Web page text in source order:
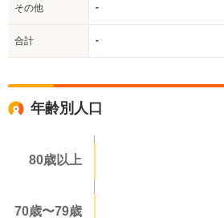
その他 -
合計 -
年齢別人口